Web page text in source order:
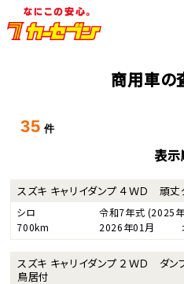
商用車の
35 件
表示
スズキ キャリイダンプ ４ＷＤ 頑丈
シロ 令和7年式 (2025
700km
2026年01月
スズキ キャリイダンプ ２ＷＤ
鳥居付